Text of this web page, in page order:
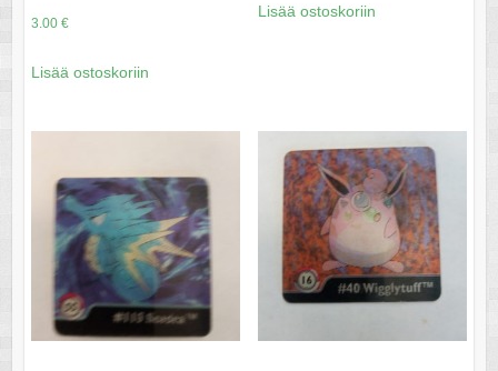
3.00 €
Lisää ostoskoriin
Lisää ostoskoriin